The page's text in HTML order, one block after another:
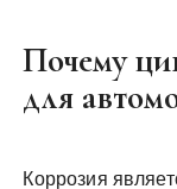
Почему
для
Коррозия